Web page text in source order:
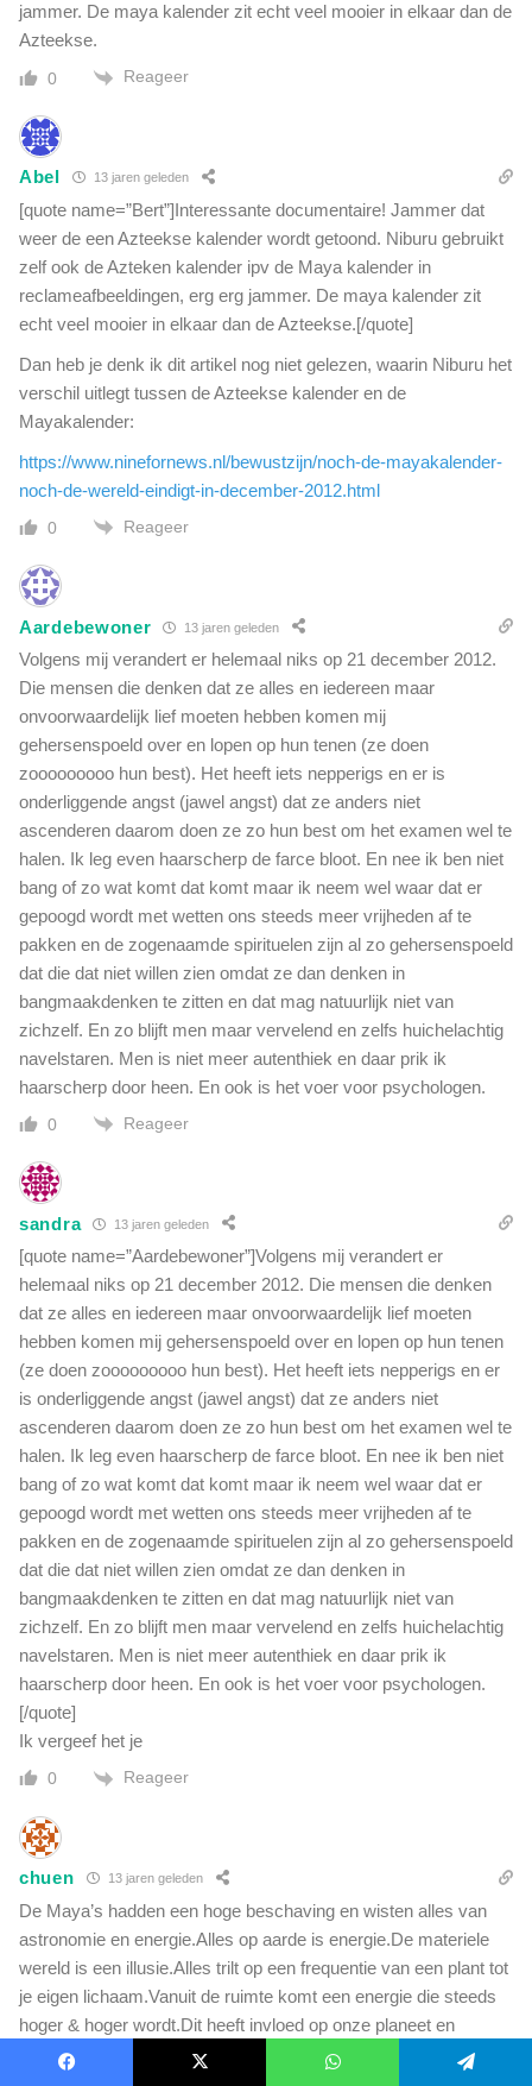
jammer. De maya kalender zit echt veel mooier in elkaar dan de
Azteekse.
0 Reageer
Abel 13 jaren geleden
[quote name=”Bert”]Interessante documentaire! Jammer dat
weer de een Azteekse kalender wordt getoond. Niburu gebruikt
zelf ook de Azteken kalender ipv de Maya kalender in
reclameafbeeldingen, erg erg jammer. De maya kalender zit
echt veel mooier in elkaar dan de Azteekse.[/quote]
Dan heb je denk ik dit artikel nog niet gelezen, waarin Niburu het
verschil uitlegt tussen de Azteekse kalender en de
Mayakalender:
https://www.ninefornews.nl/bewustzijn/noch-de-mayakalender-
noch-de-wereld-eindigt-in-december-2012.html
0 Reageer
Aardebewoner 13 jaren geleden
Volgens mij verandert er helemaal niks op 21 december 2012.
Die mensen die denken dat ze alles en iedereen maar
onvoorwaardelijk lief moeten hebben komen mij
gehersenspoeld over en lopen op hun tenen (ze doen
zooooooooo hun best). Het heeft iets nepperigs en er is
onderliggende angst (jawel angst) dat ze anders niet
ascenderen daarom doen ze zo hun best om het examen wel te
halen. Ik leg even haarscherp de farce bloot. En nee ik ben niet
bang of zo wat komt dat komt maar ik neem wel waar dat er
gepoogd wordt met wetten ons steeds meer vrijheden af te
pakken en de zogenaamde spirituelen zijn al zo gehersenspoeld
dat die dat niet willen zien omdat ze dan denken in
bangmaakdenken te zitten en dat mag natuurlijk niet van
zichzelf. En zo blijft men maar vervelend en zelfs huichelachtig
navelstaren. Men is niet meer autenthiek en daar prik ik
haarscherp door heen. En ook is het voer voor psychologen.
0 Reageer
sandra 13 jaren geleden
[quote name=”Aardebewoner”]Volgens mij verandert er
helemaal niks op 21 december 2012. Die mensen die denken
dat ze alles en iedereen maar onvoorwaardelijk lief moeten
hebben komen mij gehersenspoeld over en lopen op hun tenen
(ze doen zooooooooo hun best). Het heeft iets nepperigs en er
is onderliggende angst (jawel angst) dat ze anders niet
ascenderen daarom doen ze zo hun best om het examen wel te
halen. Ik leg even haarscherp de farce bloot. En nee ik ben niet
bang of zo wat komt dat komt maar ik neem wel waar dat er
gepoogd wordt met wetten ons steeds meer vrijheden af te
pakken en de zogenaamde spirituelen zijn al zo gehersenspoeld
dat die dat niet willen zien omdat ze dan denken in
bangmaakdenken te zitten en dat mag natuurlijk niet van
zichzelf. En zo blijft men maar vervelend en zelfs huichelachtig
navelstaren. Men is niet meer autenthiek en daar prik ik
haarscherp door heen. En ook is het voer voor psychologen.
[/quote]
Ik vergeef het je
0 Reageer
chuen 13 jaren geleden
De Maya’s hadden een hoge beschaving en wisten alles van
astronomie en energie.Alles op aarde is energie.De materiele
wereld is een illusie.Alles trilt op een frequentie van een plant tot
je eigen lichaam.Vanuit de ruimte komt een energie die steeds
hoger & hoger wordt.Dit heeft invloed op onze planeet en
zonnestelsel.Zie toename aardbevingen en het beachen van